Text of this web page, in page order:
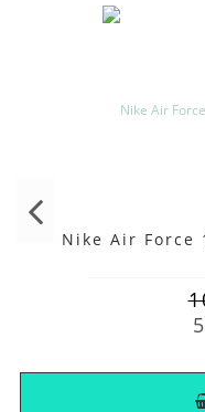
Nike Air Force